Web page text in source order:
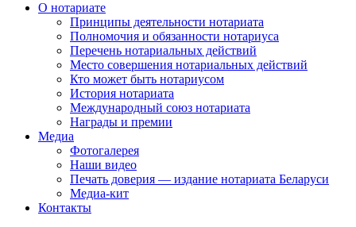
О нотариате
Принципы деятельности нотариата
Полномочия и обязанности нотариуса
Перечень нотариальных действий
Место совершения нотариальных действий
Кто может быть нотариусом
История нотариата
Международный союз нотариата
Награды и премии
Медиа
Фотогалерея
Наши видео
Печать доверия — издание нотариата Беларуси
Медиа-кит
Контакты